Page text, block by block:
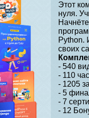
Этот
нуля.
Python.
своих
- 540
- 110
- 1205
- 5
- 7
- 12